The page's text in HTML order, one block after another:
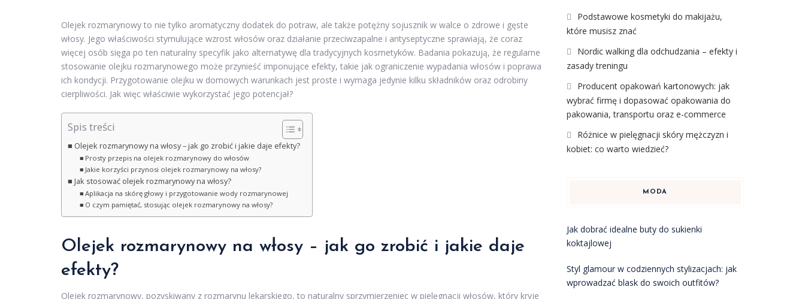
Olejek rozmarynowy to nie tylko aromatyczny dodatek do potraw, ale także potężny sojusznik w walce o zdrowe i gęste
włosy. Jego właściwości stymulujące wzrost włosów oraz działanie przeciwzapalne i antyseptyczne sprawiają, że coraz
więcej osób sięga po ten naturalny specyfik jako alternatywę dla tradycyjnych kosmetyków. Badania pokazują, że regularne
stosowanie olejku rozmarynowego może przynieść imponujące efekty, takie jak ograniczenie wypadania włosów i poprawa
ich kondycji. Przygotowanie olejku w domowych warunkach jest proste i wymaga jedynie kilku składników oraz odrobiny
cierpliwości. Jak więc właściwie wykorzystać jego potencjał?
Spis treści
Olejek rozmarynowy na włosy – jak go zrobić i jakie daje efekty?
Prosty przepis na olejek rozmarynowy do włosów
Jakie korzyści przynosi olejek rozmarynowy na włosy?
Jak stosować olejek rozmarynowy na włosy?
Aplikacja na skórę głowy i przygotowanie wody rozmarynowej
O czym pamiętać, stosując olejek rozmarynowy na włosy?
Olejek rozmarynowy na włosy – jak go zrobić i jakie daje
efekty?
Olejek rozmarynowy, pozyskiwany z rozmarynu lekarskiego, to naturalny sprzymierzeniec w pielęgnacji włosów, który kryje
Podstawowe kosmetyki do makijażu,
które musisz znać
Nordic walking dla odchudzania – efekty i
zasady treningu
Producent opakowań kartonowych: jak
wybrać firmę i dopasować opakowania do
pakowania, transportu oraz e-commerce
Różnice w pielęgnacji skóry mężczyzn i
kobiet: co warto wiedzieć?
MODA
Jak dobrać idealne buty do sukienki
koktajlowej
Styl glamour w codziennych stylizacjach: jak
wprowadzać blask do swoich outfitów?